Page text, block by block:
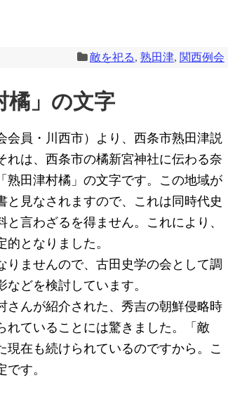
敵を祀る, 熟田津, 関西例会
橘」の文字
員・川西市）より、西条市熟田津説
は、西条市の橘新宮神社に伝わる奈
熟田津村橘」の文字です。この地域が
見なされますので、これは同時代史
言わざるを得ません。これにより、
となりました。
ませんので、古田史学の会として調
どを検討しています。
んが紹介された、秀吉の朝鮮侵略時
れていることには驚きました。「敵
在も続けられているのですから。こ
す。